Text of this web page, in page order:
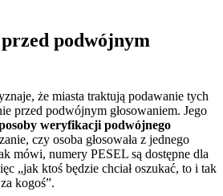
podwójnym
że miasta traktują podawanie tych
przed podwójnym głosowaniem. Jego
weryfikacji podwójnego
czy osoba głosowała z jednego
mówi, numery PESEL są dostępne dla
„jak ktoś będzie chciał oszukać, to i tak
kogoś”.